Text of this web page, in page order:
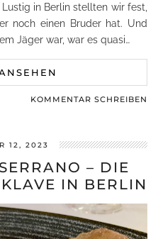
in Berlin stellten wir fest,
noch einen Bruder hat. Und
Jäger war, war es quasi…
KOMMENTAR SCHREIBEN
12, 2023
– DIE
IN BERLIN